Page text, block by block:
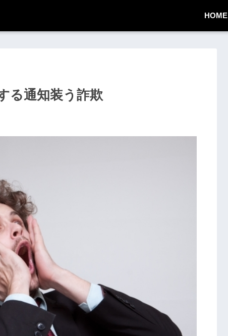
HOME
る通知装う詐欺